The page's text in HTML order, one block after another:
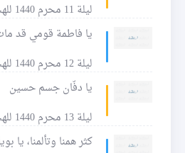
ليلة 11 محرم 1440 للهجرة
يا فاطمة قومي قد
ليلة 12 محرم 1440 للهجرة
يا دفّان جسم حسين
ليلة 13 محرم 1440 للهجرة
كثر همنا وتألمنا، يا